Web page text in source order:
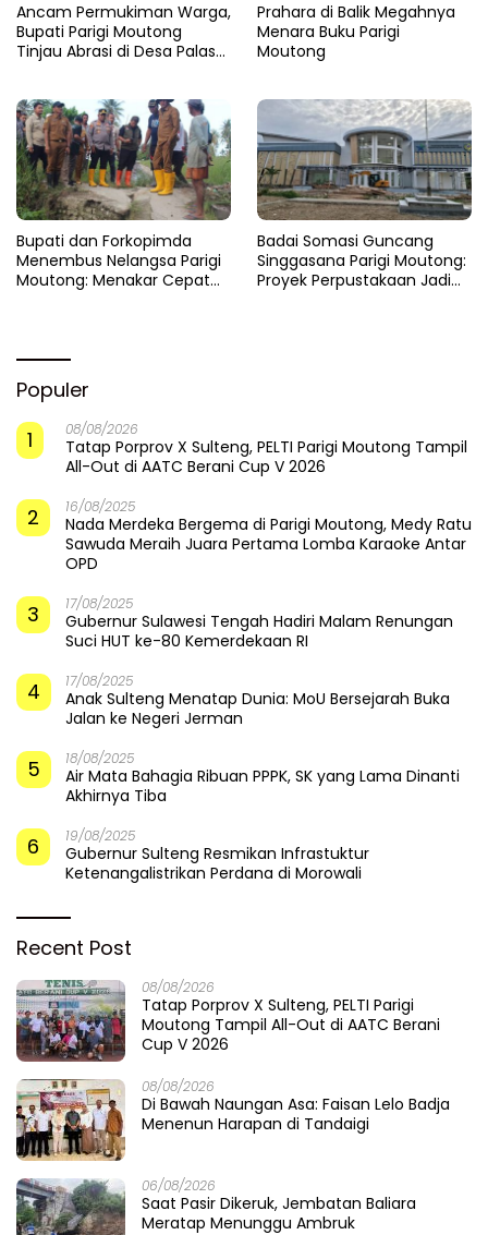
Ancam Permukiman Warga,
Bupati Parigi Moutong
Tinjau Abrasi di Desa Palasa
Prahara di Balik Megahnya
Menara Buku Parigi
Moutong
​Bupati dan Forkopimda
Menembus Nelangsa Parigi
Moutong: Menakar Cepat
Badai Somasi Guncang
Singgasana Parigi Moutong:
Proyek Perpustakaan Jadi
Populer
1
08/08/2026
Tatap Porprov X Sulteng, PELTI Parigi Moutong Tampil
All-Out di AATC Berani Cup V 2026
2 16/08/2025
Nada Merdeka Bergema di Parigi Moutong, Medy Ratu
Sawuda Meraih Juara Pertama Lomba Karaoke Antar
OPD
3 17/08/2025
Gubernur Sulawesi Tengah Hadiri Malam Renungan
Suci HUT ke-80 Kemerdekaan RI
4 17/08/2025
Anak Sulteng Menatap Dunia: MoU Bersejarah Buka
Jalan ke Negeri Jerman
5 18/08/2025
Air Mata Bahagia Ribuan PPPK, SK yang Lama Dinanti
Akhirnya Tiba
6 19/08/2025
Gubernur Sulteng Resmikan Infrastuktur
Ketenangalistrikan Perdana di Morowali
Recent Post
08/08/2026
Tatap Porprov X Sulteng, PELTI Parigi
Moutong Tampil All-Out di AATC Berani
Cup V 2026
08/08/2026
Di Bawah Naungan Asa: Faisan Lelo Badja
Menenun Harapan di Tandaigi
06/08/2026
Saat Pasir Dikeruk, Jembatan Baliara
Meratap Menunggu Ambruk